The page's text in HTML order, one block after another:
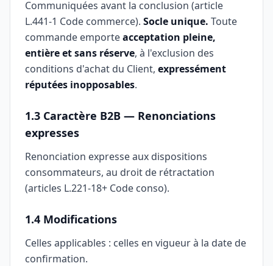
Communiquées avant la conclusion (article
L.441-1 Code commerce). Socle unique. Toute
commande emporteacceptation pleine,
entière et sans réserve, à l'exclusion des
conditions d'achat du Client, expressément
réputées inopposables.
1.3 Caractère B2B — Renonciations
expresses
Renonciation expresse aux dispositions
consommateurs, au droit de rétractation
(articles L.221-18+ Code conso).
1.4 Modifications
Celles applicables : celles en vigueur à la date de
confirmation.